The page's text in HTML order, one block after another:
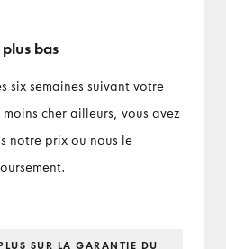
bas
six semaines suivant votre
cher ailleurs, vous avez
notre prix ou nous le
SUR LA GARANTIE DU